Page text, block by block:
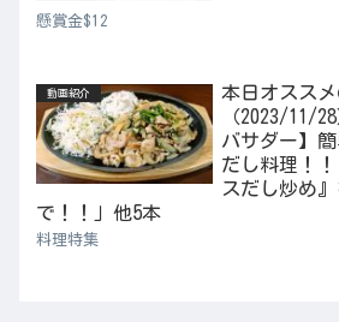
懸賞金$12
動画紹介
本日オスス
（2023/11/
バサダー】
だし料理！
スだし炒め
で！！」他5本
料理特集